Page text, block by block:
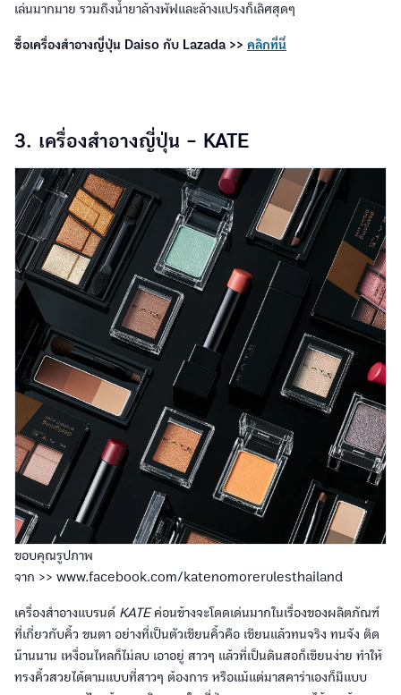
เล่นมากมาย รวมถึงน้ำยาล้างพัฟและล้างแปรงก็เลิศสุดๆ
ซื้อเครื่องสำอางญี่ปุ่น Daiso กับ Lazada >> คลิกที่นี่
3. เครื่องสำอางญี่ปุ่น - KATE
ขอบคุณรูปภาพ
จาก >> www.facebook.com/katenomorerulesthailand
เครื่องสำอางแบรนด์ KATEค่อนข้างจะโดดเด่นมากในเรื่องของผลิตภัณฑ์
ที่เกี่ยวกับคิ้ว ขนตา อย่างที่เป็นตัวเขียนคิ้วคือ เขียนแล้วทนจริง ทนจัง ติด
น๊านนาน เหงื่อนไหลก็ไม่ลบ เอาอยู่ สาวๆ แล้วที่เป็นดินสอก็เขียนง่าย ทำให้
ทรงคิ้วสวยได้ตามแบบที่สาวๆ ต้องการ หรือแม้แต่มาสคาร่าเองก็มีแบบ